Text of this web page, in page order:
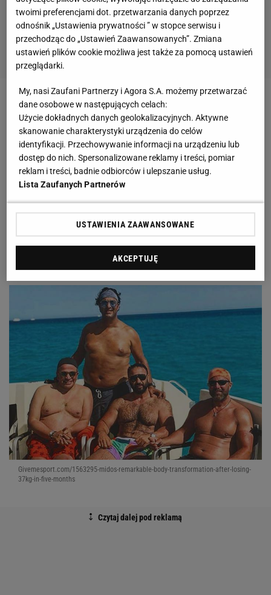
Zobacz wideoMamrot: Nie mówię, że nie śpię przez
to po nocach, ale jednej rzeczy z Jagiellonii bardzo
żałuję
- Doszedłem moment, w którym miałem problemy,
pojawiały się bóle pleców, stawów i kolan. Lekarz
mówił, że nie dożyję czterdziestki, jeśli nie zmienię
trybu życia - mówił Egipcjanin w 2018 roku w
rozmowie z Guardianem.
Givemesport.com/1563295-midos-remarkable-body-transformation-after-losing-
37kg-in-five-months
twoimi preferencjami dot. przetwarzania danych poprzez
odnośnik „Ustawienia prywatności ” w stopce serwisu i
przechodząc do „Ustawień Zaawansowanych”. Zmiana
ustawień plików cookie możliwa jest także za pomocą ustawień
przeglądarki.
My, nasi Zaufani Partnerzy i Agora S.A. możemy przetwarzać
dane osobowe w następujących celach:
Użycie dokładnych danych geolokalizacyjnych. Aktywne
skanowanie charakterystyki urządzenia do celów
identyfikacji. Przechowywanie informacji na urządzeniu lub
dostęp do nich. Spersonalizowane reklamy i treści, pomiar
reklam i treści, badnie odbiorców i ulepszanie usług.
Lista Zaufanych Partnerów
USTAWIENIA ZAAWANSOWANE
AKCEPTUJĘ